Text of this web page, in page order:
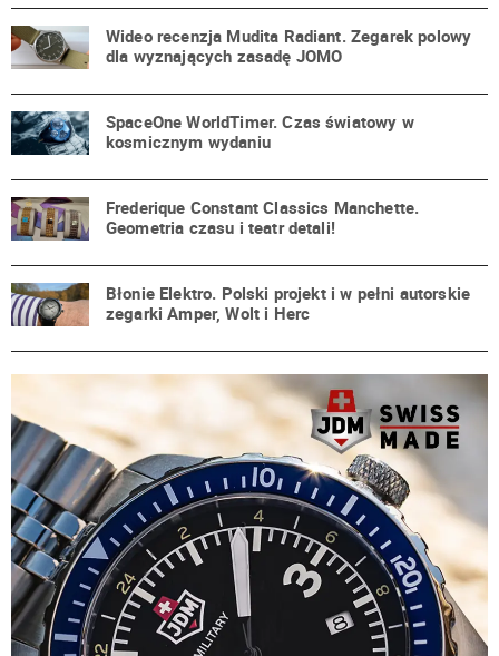
Wideo recenzja Mudita Radiant. Zegarek polowy
dla wyznających zasadę JOMO
SpaceOne WorldTimer. Czas światowy w
kosmicznym wydaniu
Frederique Constant Classics Manchette.
Geometria czasu i teatr detali!
Błonie Elektro. Polski projekt i w pełni autorskie
zegarki Amper, Wolt i Herc